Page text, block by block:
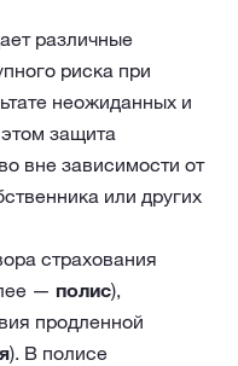
различные
риска при
неожиданных и
защита
вне зависимости от
или других
страхования
— полис),
продленной
). В полисе